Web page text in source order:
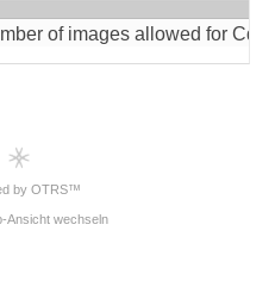
of images allowed for
by OTRS™
Ansicht wechseln